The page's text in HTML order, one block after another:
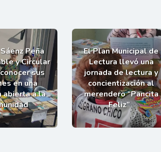
Peña
y Circular
sus
en una
abierta a la
El Plan Municipal de
Lectura llevó una
jornada de lectura y
concientización al
merendero “Pancita
Feliz”